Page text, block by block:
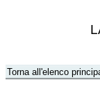
Torna all'elenco